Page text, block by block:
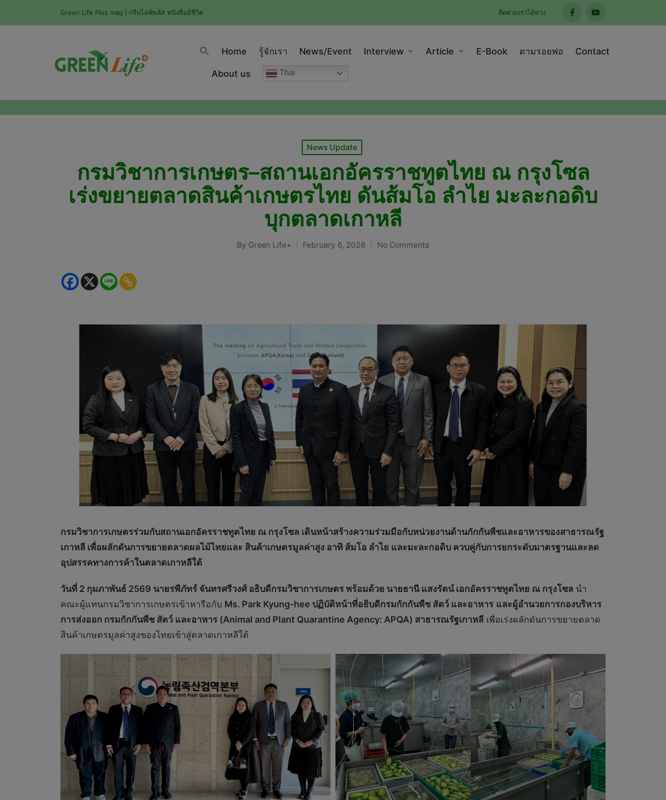
Green Life Plus mag | กรีนไลฟ์พลัส หนังสือมีชีวิต ติดตามเราได้ทาง
facebookyoutube
Home รู้จักเรา News/Event Interview Article E-Book ตามรอยพ่อ Contact
About us Thai
Posted
News Update
กรมวิชาการเกษตร–สถานเอกอัครราชทูตไทย ณ กรุงโซล
เร่งขยายตลาดสินค้าเกษตรไทย ดันส้มโอ ลำไย มะละกอดิบ
บุกตลาดเกาหลี
Posted
By Green Life+ February 6, 2026 No Comments
กรมวิชาการเกษตรร่วมกับสถานเอกอัครราชทูตไทย ณ กรุงโซล เดินหน้าสร้างความร่วมมือกับหน่วยงานด้านกักกันพืชและอาหารของสาธารณรัฐ
เกาหลี เพื่อผลักดันการขยายตลาดผลไม้ไทยและ สินค้าเกษตรมูลค่าสูง อาทิ ส้มโอ ลำไย และมะละกอดิบ ควบคู่กับการยกระดับมาตรฐานและลด
อุปสรรคทางการค้าในตลาดเกาหลีใต้
วันที่ 2 กุมภาพันธ์ 2569 นายรพีภัทร์ จันทรศรีวงศ์ อธิบดีกรมวิชาการเกษตร พร้อมด้วย นายธานี แสงรัตน์ เอกอัครราชทูตไทย ณ กรุงโซล นำ
คณะผู้แทนกรมวิชาการเกษตรเข้าหารือกับ Ms. Park Kyung-hee ปฏิบัติหน้าที่อธิบดีกรมกักกันพืช สัตว์ และอาหาร และผู้อำนวยการกองบริหาร
การส่งออก กรมกักกันพืช สัตว์ และอาหาร (Animal and Plant Quarantine Agency: APQA) สาธารณรัฐเกาหลี เพื่อเร่งผลักดันการขยายตลาด
สินค้าเกษตรมูลค่าสูงของไทยเข้าสู่ตลาดเกาหลีใต้